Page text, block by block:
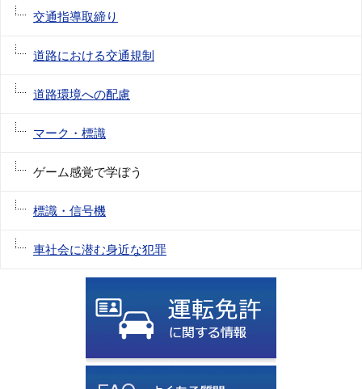
交通指導取締り
道路における交通規制
道路環境への配慮
マーク・標識
ゲーム感覚で学ぼう
標識・信号機
車社会に潜む身近な犯罪